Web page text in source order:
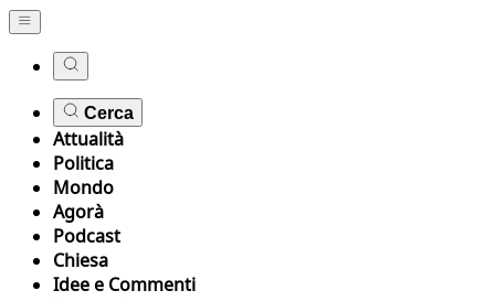
Cerca
Attualità
Politica
Mondo
Agorà
Podcast
Chiesa
Idee e Commenti